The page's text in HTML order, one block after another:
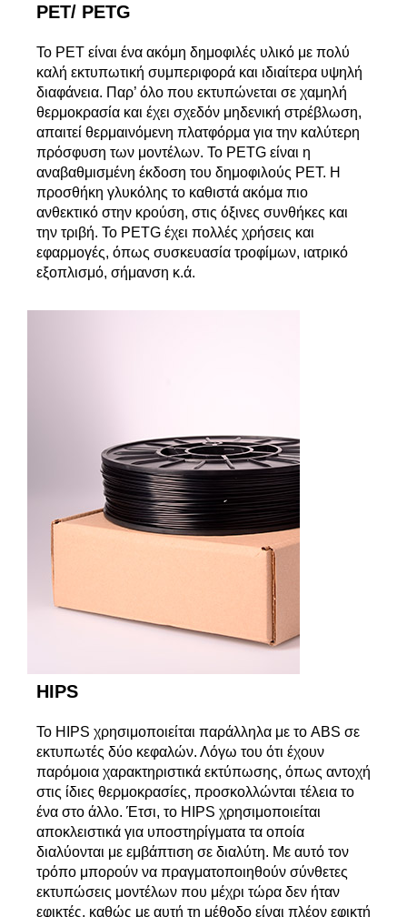
PET/ PETG
To PET είναι ένα ακόμη δημοφιλές υλικό με πολύ
καλή εκτυπωτική συμπεριφορά και ιδιαίτερα υψηλή
διαφάνεια. Παρ’ όλο που εκτυπώνεται σε χαμηλή
θερμοκρασία και έχει σχεδόν μηδενική στρέβλωση,
απαιτεί θερμαινόμενη πλατφόρμα για την καλύτερη
πρόσφυση των μοντέλων. Το PETG είναι η
αναβαθμισμένη έκδοση του δημοφιλούς ΡΕΤ. Η
προσθήκη γλυκόλης το καθιστά ακόμα πιο
ανθεκτικό στην κρούση, στις όξινες συνθήκες και
την τριβή. Το PETG έχει πολλές χρήσεις και
εφαρμογές, όπως συσκευασία τροφίμων, ιατρικό
εξοπλισμό, σήμανση κ.ά.
HIPS
To HIPS χρησιμοποιείται παράλληλα με το ABS σε
εκτυπωτές δύο κεφαλών. Λόγω του ότι έχουν
παρόμοια χαρακτηριστικά εκτύπωσης, όπως αντοχή
στις ίδιες θερμοκρασίες, προσκολλώνται τέλεια το
ένα στο άλλο. Έτσι, το ΗIPS χρησιμοποιείται
αποκλειστικά για υποστηρίγματα τα οποία
διαλύονται με εμβάπτιση σε διαλύτη. Με αυτό τον
τρόπο μπορούν να πραγματοποιηθούν σύνθετες
εκτυπώσεις μοντέλων που μέχρι τώρα δεν ήταν
εφικτές, καθώς με αυτή τη μέθοδο είναι πλέον εφικτή